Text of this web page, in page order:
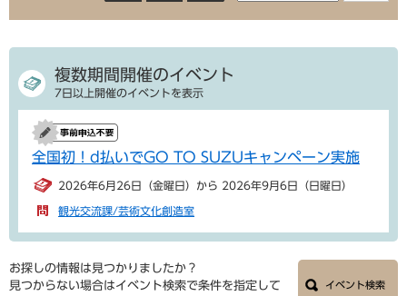
複数期間開催のイベント
7日以上開催のイベントを表示
全国初！d払いでGO TO SUZUキャンペーン実施
2026年6月26日（金曜日）から 2026年9月6日（日曜日）
観光交流課/芸術文化創造室
お探しの情報は見つかりましたか？
見つからない場合はイベント検索で条件を指定して
イベント検索